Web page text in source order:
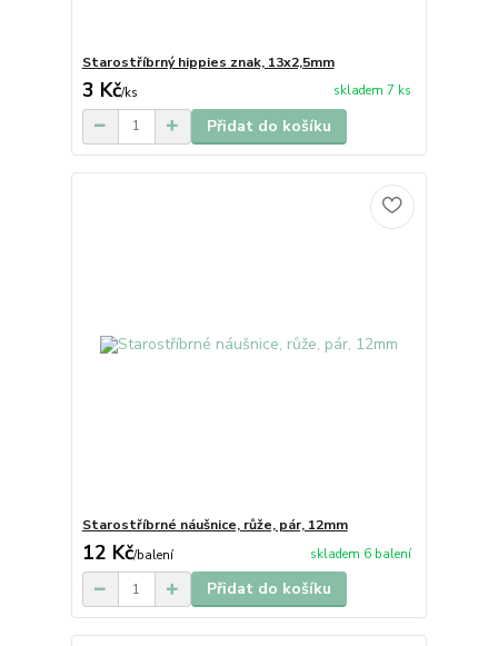
Starostříbrný hippies znak, 13x2,5mm
3 Kč/ks skladem 7 ks
Přidat do košíku
Starostříbrné náušnice, růže, pár, 12mm
12 Kč/balení skladem 6 balení
Přidat do košíku